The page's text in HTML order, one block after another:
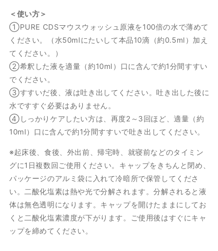
粧
品】
純
粋
二
酸
化
塩
素
配
合
内
浄
化
成
分）
の
数
量
品】
純
二
酸
塩
素
配
合
内
浄
化
成
分）
の
数
量
＜使い方＞
①PURE CDSマウスウォッシュ原液を100倍の水で薄めて
ください。（水50mlにたいして本品10滴（約0.5ml）加え
てください。）
②希釈した液を適量（約10ml）口に含んで約1分間すすい
でください。
③すすいだ後、液は吐き出してください。吐き出した後に
水ですすぐ必要はありません。
④しっかりケアしたい方は、再度2～3回ほど、適量（約
10ml）口に含んで約1分間すすいで吐き出してください。
※起床後、食後、外出前、帰宅時、就寝前などのタイミン
グに1日複数回ご使用ください。キャップをきちんと閉め、
パッケージのアルミ袋に入れて冷暗所で保管してくださ
い。二酸化塩素は熱や光で分解されます。分解されると液
体は無色透明になります。キャップを開けたままにしてお
くと二酸化塩素濃度が下がります。ご使用後はすぐにキャ
ップを締めてください。